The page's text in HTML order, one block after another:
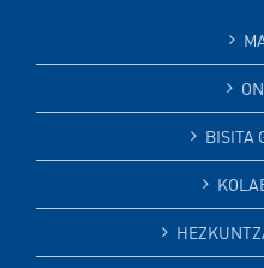
BISITA